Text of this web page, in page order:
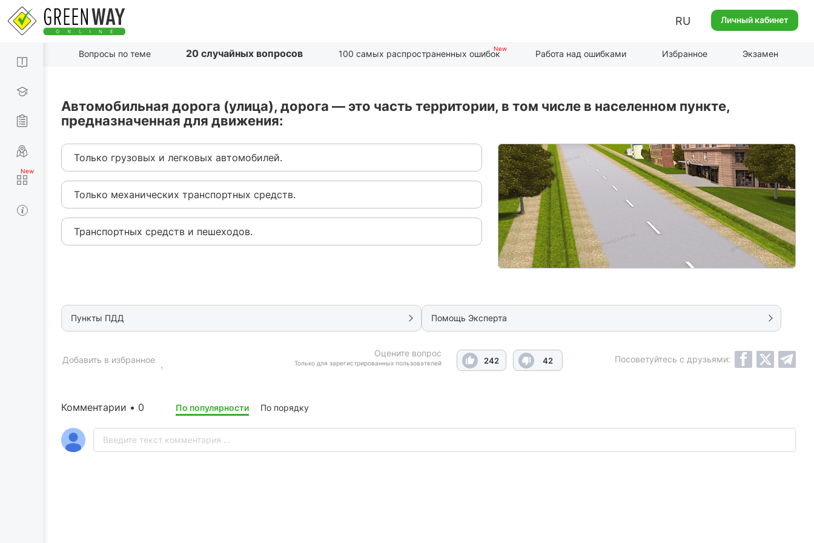
RU Личный кабинет
Вопросы по теме 20 случайных вопросов 100 самых распространенных ошибок Работа над ошибками Избранное Экзамен
Автомобильная дорога (улица), дорога — это часть территории, в том числе в населенном пункте,
предназначенная для движения:
Только грузовых и легковых автомобилей.
Только механических транспортных средств.
Транспортных средств и пешеходов.
Пункты ПДД Помощь Эксперта
Оцените вопрос
Только для зарегистрированных пользователей 242 42
Добавить в избранное Посоветуйтесь с друзьями:
Комментарии • 0 По популярности По порядку